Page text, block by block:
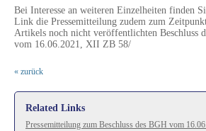
Bei Interesse an weiteren Einzelheiten finden
Link die Pressemitteilung zudem zum
Artikels noch nicht veröffentlichten Beschluss
vom 16.06.2021, XII ZB 58/
« zurück
Related Links
Pressemitteilung zum Beschluss des BGH vom